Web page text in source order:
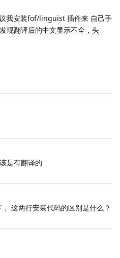
我安装fof/linguist 插件来 自己手
现翻译后的中文显示不全，头
是有翻译的
这两行安装代码的区别是什么？